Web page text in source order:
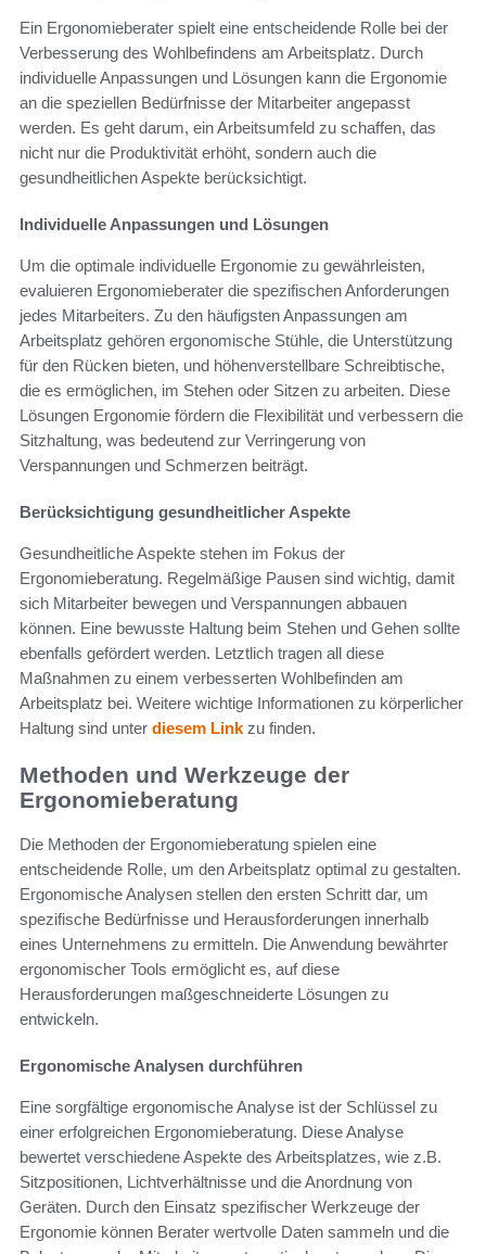
Ein Ergonomieberater spielt eine entscheidende Rolle bei der
Verbesserung des Wohlbefindens am Arbeitsplatz. Durch
individuelle Anpassungen und Lösungen kann die Ergonomie
an die speziellen Bedürfnisse der Mitarbeiter angepasst
werden. Es geht darum, ein Arbeitsumfeld zu schaffen, das
nicht nur die Produktivität erhöht, sondern auch die
gesundheitlichen Aspekte berücksichtigt.
Individuelle Anpassungen und Lösungen
Um die optimale individuelle Ergonomie zu gewährleisten,
evaluieren Ergonomieberater die spezifischen Anforderungen
jedes Mitarbeiters. Zu den häufigsten Anpassungen am
Arbeitsplatz gehören ergonomische Stühle, die Unterstützung
für den Rücken bieten, und höhenverstellbare Schreibtische,
die es ermöglichen, im Stehen oder Sitzen zu arbeiten. Diese
Lösungen Ergonomie fördern die Flexibilität und verbessern die
Sitzhaltung, was bedeutend zur Verringerung von
Verspannungen und Schmerzen beiträgt.
Berücksichtigung gesundheitlicher Aspekte
Gesundheitliche Aspekte stehen im Fokus der
Ergonomieberatung. Regelmäßige Pausen sind wichtig, damit
sich Mitarbeiter bewegen und Verspannungen abbauen
können. Eine bewusste Haltung beim Stehen und Gehen sollte
ebenfalls gefördert werden. Letztlich tragen all diese
Maßnahmen zu einem verbesserten Wohlbefinden am
Arbeitsplatz bei. Weitere wichtige Informationen zu körperlicher
Haltung sind unter diesem Link zu finden.
Methoden und Werkzeuge der
Ergonomieberatung
Die Methoden der Ergonomieberatung spielen eine
entscheidende Rolle, um den Arbeitsplatz optimal zu gestalten.
Ergonomische Analysen stellen den ersten Schritt dar, um
spezifische Bedürfnisse und Herausforderungen innerhalb
eines Unternehmens zu ermitteln. Die Anwendung bewährter
ergonomischer Tools ermöglicht es, auf diese
Herausforderungen maßgeschneiderte Lösungen zu
entwickeln.
Ergonomische Analysen durchführen
Eine sorgfältige ergonomische Analyse ist der Schlüssel zu
einer erfolgreichen Ergonomieberatung. Diese Analyse
bewertet verschiedene Aspekte des Arbeitsplatzes, wie z.B.
Sitzpositionen, Lichtverhältnisse und die Anordnung von
Geräten. Durch den Einsatz spezifischer Werkzeuge der
Ergonomie können Berater wertvolle Daten sammeln und die